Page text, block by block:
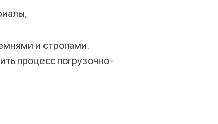
и стропами.
процесс погрузочно-